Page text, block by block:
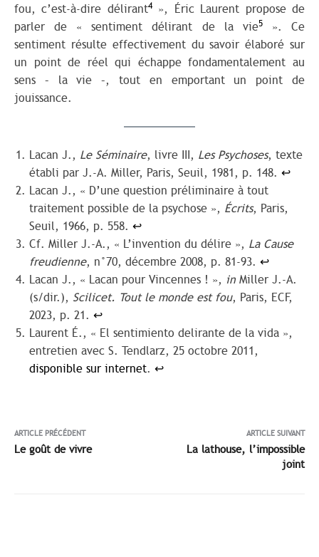
fou, c’est-à-dire délirant4», Éric Laurent propose de
parler de « sentiment délirant de la vie5». Ce
sentiment résulte effectivement du savoir élaboré sur
un point de réel qui échappe fondamentalement au
sens – la vie –, tout en emportant un point de
jouissance.
Lacan J., Le Séminaire, livre III, Les Psychoses, texte
établi par J.-A. Miller, Paris, Seuil, 1981, p. 148. ↩︎
Lacan J., « D’une question préliminaire à tout
traitement possible de la psychose », Écrits, Paris,
Seuil, 1966, p. 558. ↩︎
Cf. Miller J.-A., « L’invention du délire », La Cause
freudienne, n°70, décembre 2008, p. 81-93. ↩︎
Lacan J., « Lacan pour Vincennes ! », inMiller J.-A.
(s/dir.), Scilicet. Tout le monde est fou, Paris, ECF,
2023, p. 21. ↩︎
Laurent É., « El sentimiento delirante de la vida »,
entretien avec S. Tendlarz, 25 octobre 2011,
disponible sur internet. ↩︎
ARTICLE PRÉCÉDENT
Le goût de vivre
ARTICLE SUIVANT
La lathouse, l’impossible
joint